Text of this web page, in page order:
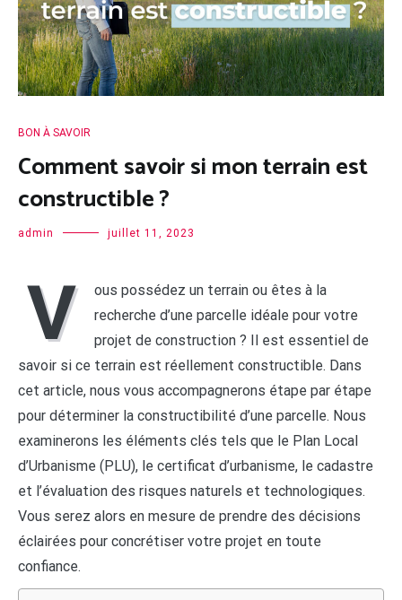
BON À SAVOIR
Comment savoir si mon terrain est
constructible ?
admin juillet 11, 2023
V
ous possédez un terrain ou êtes à la
recherche d’une parcelle idéale pour votre
projet de construction ? Il est essentiel de
savoir si ce terrain est réellement constructible. Dans
cet article, nous vous accompagnerons étape par étape
pour déterminer la constructibilité d’une parcelle. Nous
examinerons les éléments clés tels que le Plan Local
d’Urbanisme (PLU), le certificat d’urbanisme, le cadastre
et l’évaluation des risques naturels et technologiques.
Vous serez alors en mesure de prendre des décisions
éclairées pour concrétiser votre projet en toute
confiance.